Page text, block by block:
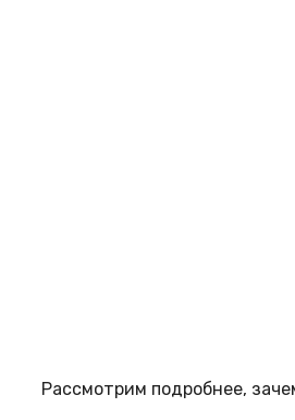
Рассмотрим подробнее,